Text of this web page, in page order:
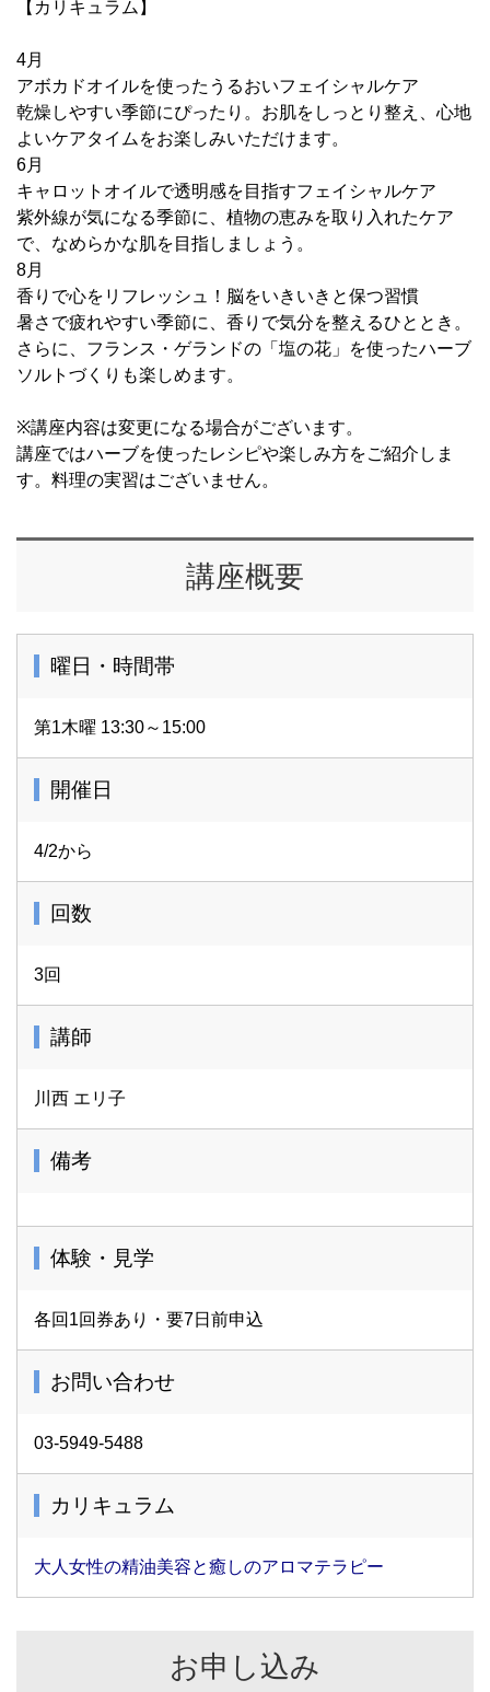
【カリキュラム】
4月
アボカドオイルを使ったうるおいフェイシャルケア
乾燥しやすい季節にぴったり。お肌をしっとり整え、心地
よいケアタイムをお楽しみいただけます。
6月
キャロットオイルで透明感を目指すフェイシャルケア
紫外線が気になる季節に、植物の恵みを取り入れたケア
で、なめらかな肌を目指しましょう。
8月
香りで心をリフレッシュ！脳をいきいきと保つ習慣
暑さで疲れやすい季節に、香りで気分を整えるひととき。
さらに、フランス・ゲランドの「塩の花」を使ったハーブ
ソルトづくりも楽しめます。
※講座内容は変更になる場合がございます。
講座ではハーブを使ったレシピや楽しみ方をご紹介しま
す。料理の実習はございません。
講座概要
曜日・時間帯
第1木曜 13:30～15:00
開催日
4/2から
回数
3回
講師
川西 エリ子
備考
体験・見学
各回1回券あり・要7日前申込
お問い合わせ
03-5949-5488
カリキュラム
大人女性の精油美容と癒しのアロマテラピー
お申し込み